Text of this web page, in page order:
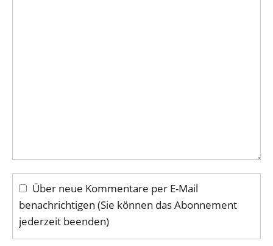
Über neue Kommentare per E-Mail
benachrichtigen (Sie können das Abonnement
jederzeit beenden)